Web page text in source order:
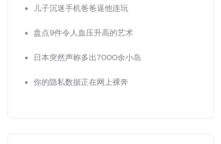
儿子沉迷手机爸爸逼他连玩
盘点9件令人血压升高的艺术
日本突然声称多出7000余小岛
你的隐私数据正在网上裸奔